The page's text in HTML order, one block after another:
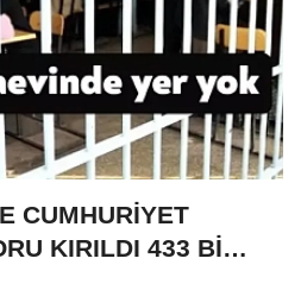
CUMHURİYET
KIRILDI 433 BİN